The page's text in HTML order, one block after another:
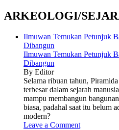
ARKEOLOGI/
Ilmuwan Temukan Petunjuk
Dibangun
Ilmuwan Temukan Petunjuk
Dibangun
By Editor
Selama ribuan tahun,
terbesar dalam sejarah
mampu membangun
biasa, padahal saat itu belum
modern?
Leave a Comment